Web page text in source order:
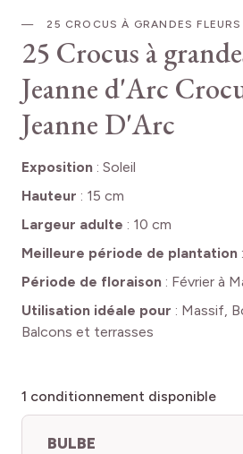
25 CROCUS À GRANDES
25 Crocus à
Jeanne d'Arc
Jeanne D'Arc
Exposition : Soleil
Hauteur : 15 cm
Largeur adulte : 10 cm
Meilleure période de plantation :
Période de floraison : Février à
Utilisation idéale pour : Massif,
Balcons et terrasses
1 conditionnement disponible
BULBE